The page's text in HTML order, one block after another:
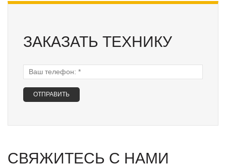
ЗАКАЗАТЬ ТЕХНИКУ
Ваш телефон:
СВЯЖИТЕСЬ С НАМИ